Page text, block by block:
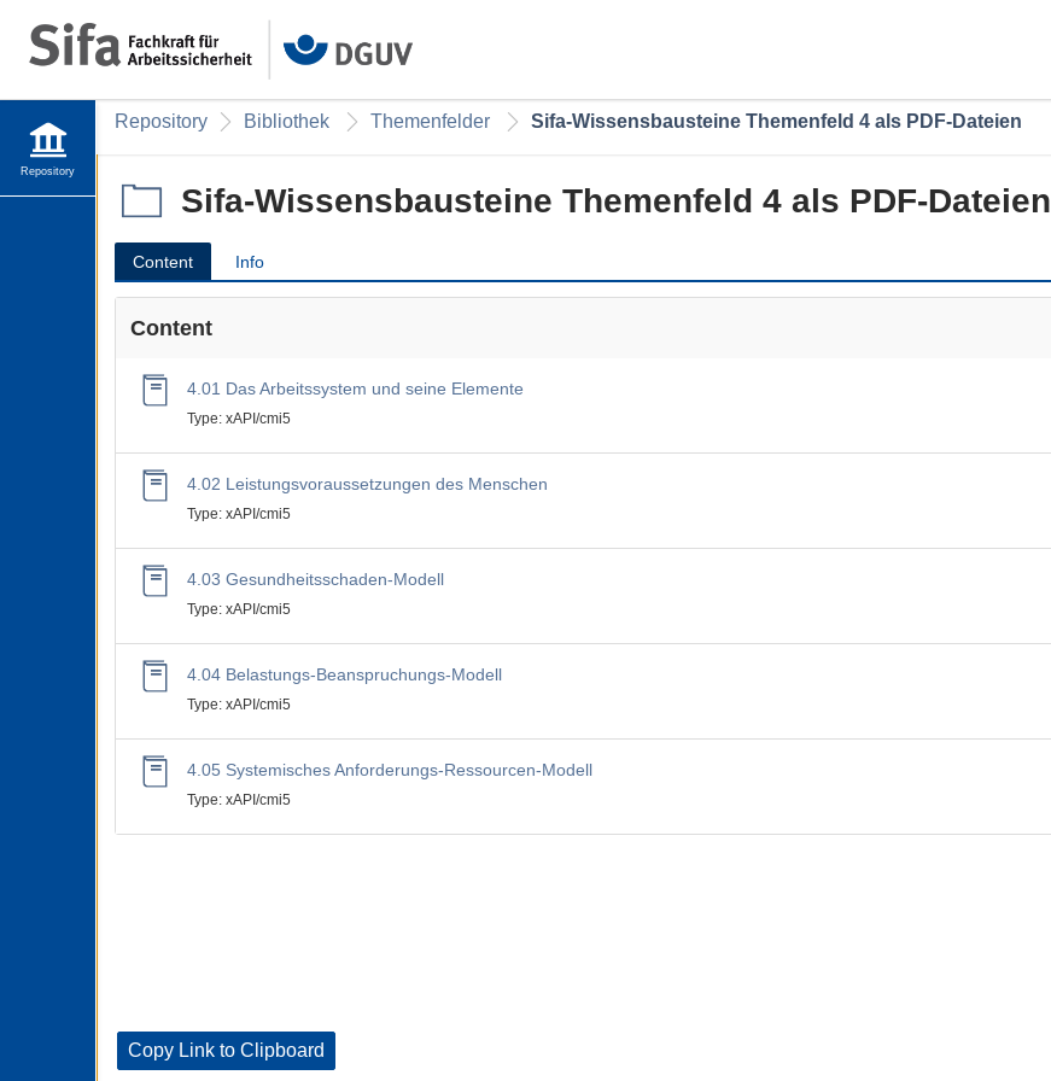
Repository
Sifa-Wissensbausteine Themenfeld 4 als PDF-Dateien
Themenfelder
Bibliothek
Repository
Sifa-Wissensbausteine Themenfeld 4 als PDF-Dateien
Content Info
Content
4.01 Das Arbeitssystem und seine Elemente
Type: xAPI/cmi5
4.02 Leistungsvoraussetzungen des Menschen
Type: xAPI/cmi5
4.03 Gesundheitsschaden-Modell
Type: xAPI/cmi5
4.04 Belastungs-Beanspruchungs-Modell
Type: xAPI/cmi5
4.05 Systemisches Anforderungs-Ressourcen-Modell
Type: xAPI/cmi5
Copy Link to Clipboard